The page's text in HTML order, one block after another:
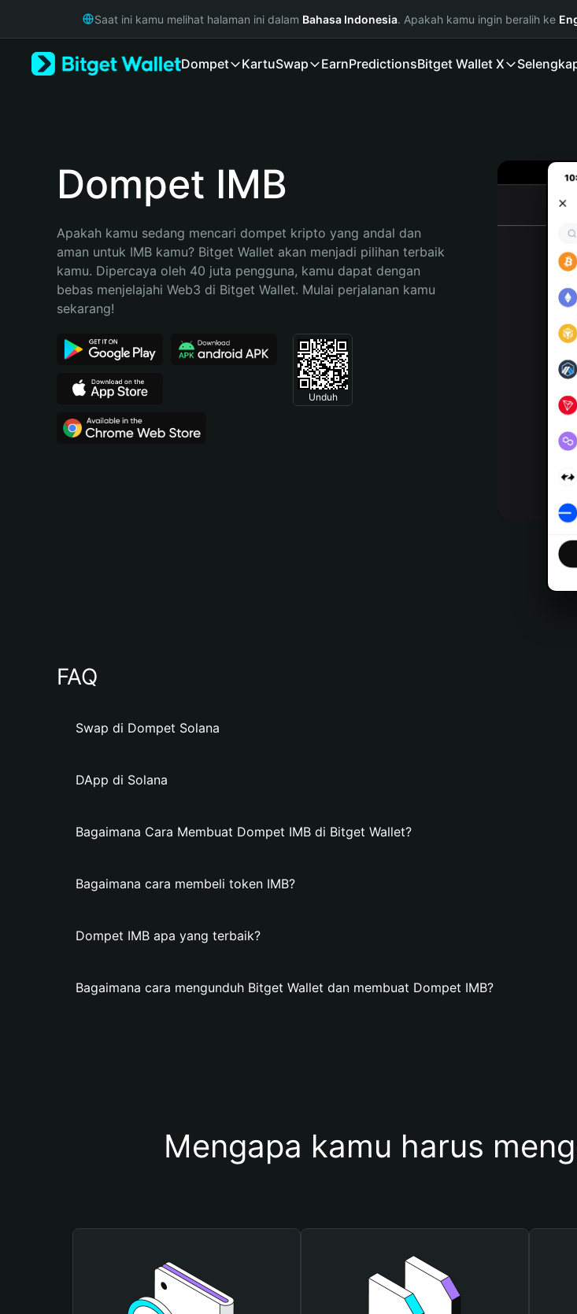
Русский
Bahasa Indonesia
Español (Argentina)
Saat ini kamu melihat halaman ini dalam Bahasa Indonesia. Apakah kamu ingin beralih ke
Dompet KartuSwap EarnPredictionsBitget Wallet X
Dompet IMB
Apakah kamu sedang mencari dompet kripto yang andal dan
aman untuk IMB kamu? Bitget Wallet akan menjadi pilihan terbaik
kamu. Dipercaya oleh 40 juta pengguna, kamu dapat dengan
bebas menjelajahi Web3 di Bitget Wallet. Mulai perjalanan kamu
sekarang!
Unduh
FAQ
Swap di Dompet Solana
DApp di Solana
Bagaimana Cara Membuat Dompet IMB di Bitget Wallet?
Bagaimana cara membeli token IMB?
Dompet IMB apa yang terbaik?
Bagaimana cara mengunduh Bitget Wallet dan membuat Dompet IMB?
Mengapa kamu harus